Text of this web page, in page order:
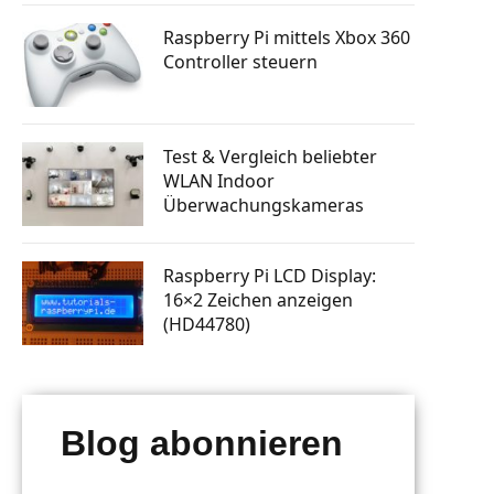
Skill
senden
Raspberry Pi GSM Modul – Mobiles
Internet (LTE, 3G, UMTS)
Raspberry Pi Machine Learning
erlernen
steuern
mit
Raspberry Pi mittels Xbox 360
Controller steuern
Test & Vergleich beliebter
WLAN Indoor
Überwachungskameras
Raspberry Pi LCD Display:
16×2 Zeichen anzeigen
(HD44780)
Blog abonnieren